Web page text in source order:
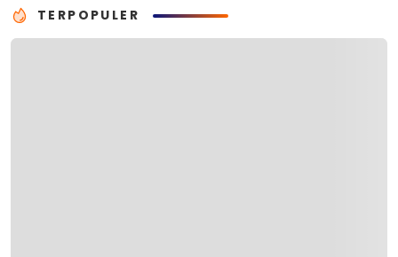
TERPOPULER